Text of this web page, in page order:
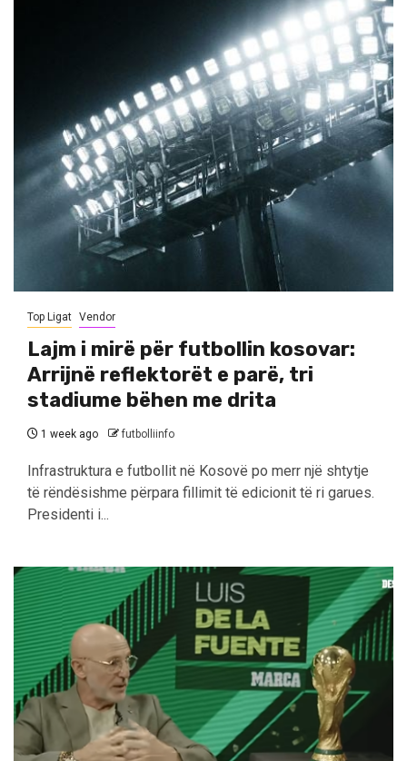
Top Ligat Vendor
Lajm i mirë për futbollin kosovar:
Arrijnë reflektorët e parë, tri
stadiume bëhen me drita
1 week ago futbolliinfo
Infrastruktura e futbollit në Kosovë po merr një shtytje
të rëndësishme përpara fillimit të edicionit të ri garues.
Presidenti i...